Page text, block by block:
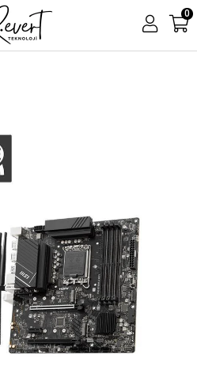
0